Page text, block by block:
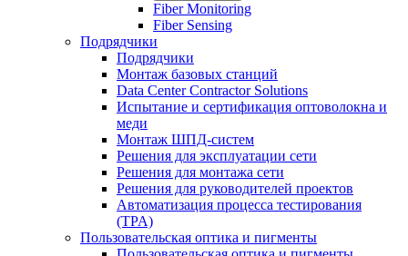
Fiber Monitoring
Fiber Sensing
Подрядчики
Подрядчики
Монтаж базовых станций
Data Center Contractor Solutions
Испытание и сертификация оптоволокна и
меди
Монтаж ШПД-систем
Решения для эксплуатации сети
Решения для монтажа сети
Решения для руководителей проектов
Автоматизация процесса тестирования
(TPA)
Пользовательская оптика и пигменты